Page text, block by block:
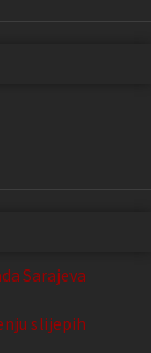
Sarajeva
slijepih